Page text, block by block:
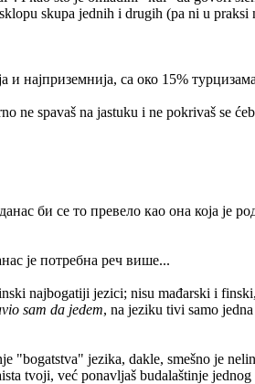
skupa jednih i drugih (pa ni u praksi
и најприземнија, са око 15% турцизама
spavaš na jastuku i ne pokrivaš se
би се то превело као она која је
је потребна реч више...
najbogatiji jezici; nisu mađarski i
sam da jedem, na jeziku tivi samo jedna
jezika, dakle, smešno je
tvoji, već ponavljaš budalaštinje